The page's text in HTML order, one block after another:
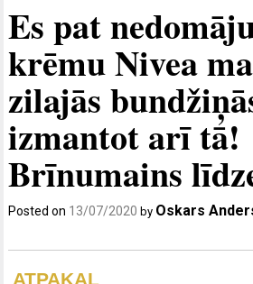
Es pat
krēmu Nivea
zilajās
izmantot arī tā!
Brīnumains
Posted on 13/07/2020 by Oskars
ATPAKAĻ